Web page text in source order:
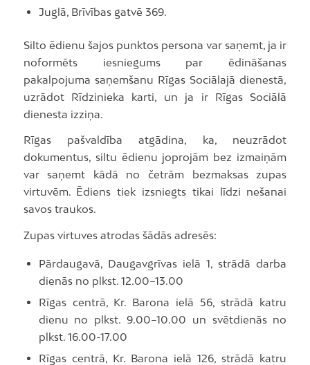
Juglā, Brīvības gatvē 369.
Silto ēdienu šajos punktos persona var saņemt, ja ir
noformēts iesniegums par ēdināšanas
pakalpojuma saņemšanu Rīgas Sociālajā dienestā,
uzrādot Rīdzinieka karti, un ja ir Rīgas Sociālā
dienesta izziņa.
Rīgas pašvaldība atgādina, ka, neuzrādot
dokumentus, siltu ēdienu joprojām bez izmaiņām
var saņemt kādā no četrām bezmaksas zupas
virtuvēm. Ēdiens tiek izsniegts tikai līdzi nešanai
savos traukos.
Zupas virtuves atrodas šādās adresēs:
Pārdaugavā, Daugavgrīvas ielā 1, strādā darba
dienās no plkst. 12.00–13.00
Rīgas centrā, Kr. Barona ielā 56, strādā katru
dienu no plkst. 9.00–10.00 un svētdienās no
plkst. 16.00-17.00
Rīgas centrā, Kr. Barona ielā 126, strādā katru